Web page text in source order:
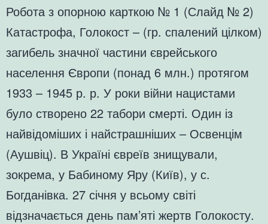
Робота з опорною карткою № 1 (Слайд № 2)
Катастрофа, Голокост – (гр. спалений цілком)
загибель значної частини єврейського
населення Європи (понад 6 млн.) протягом
1933 – 1945 р. р. У роки війни нацистами
було створено 22 табори смерті. Один із
найвідоміших і найстрашніших – Освенцім
(Аушвіц). В Україні євреїв знищували,
зокрема, у Бабиному Яру (Київ), у с.
Богданівка. 27 січня у всьому світі
відзначається день пам’яті жертв Голокосту.